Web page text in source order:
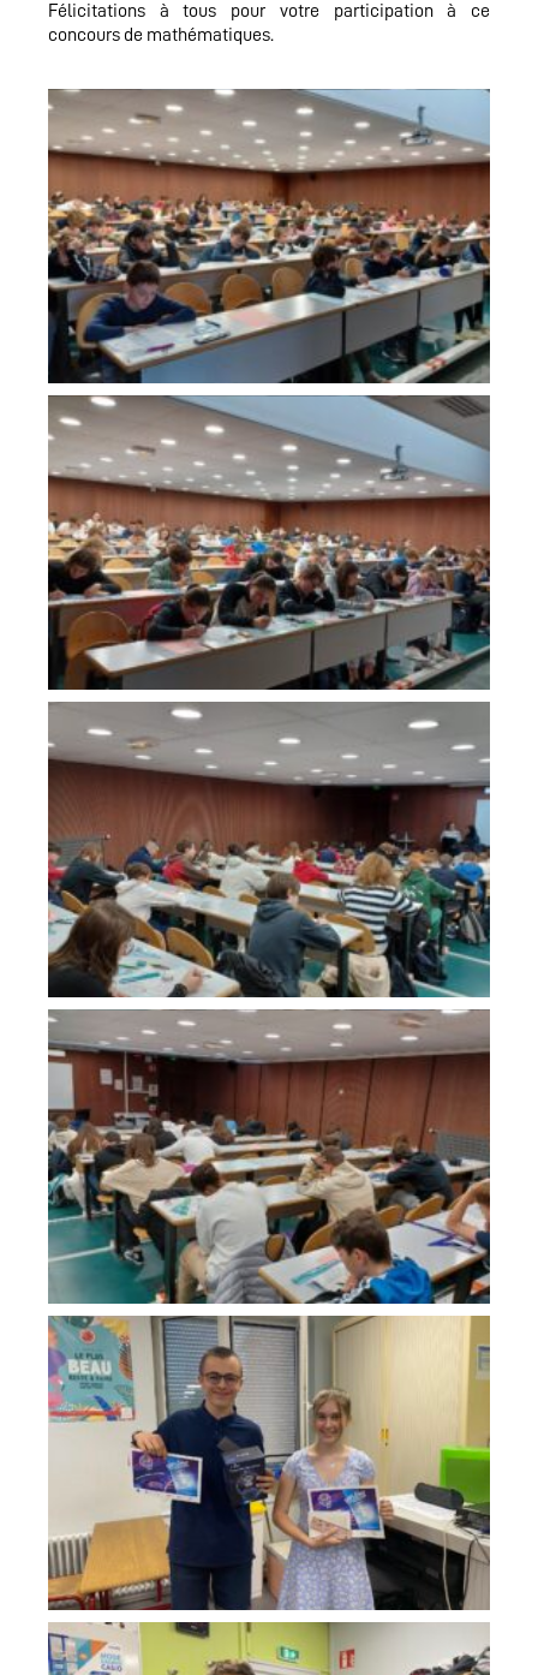
Félicitations à tous pour votre participation à ce
concours de mathématiques.